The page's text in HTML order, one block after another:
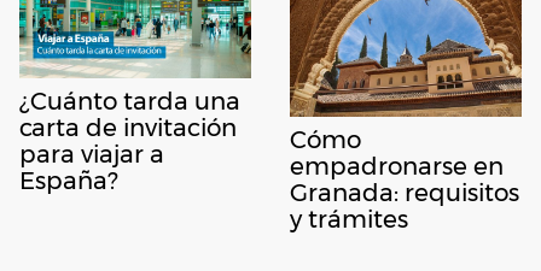
¿Cuánto tarda una
carta de invitación
para viajar a
España?
Cómo
empadronarse en
Granada: requisitos
y trámites